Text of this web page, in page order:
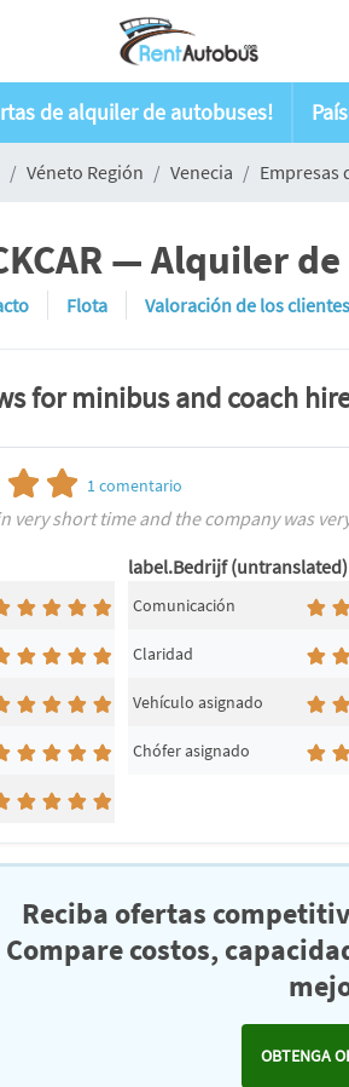
de alquiler de autobuses!
Véneto Región Venecia Empresas
— Alquiler
Flota Valoración de los clientes
for minibus and coach
1 comentario
very short time and the company was
label.Bedrijf (untranslated)
Comunicación
Claridad
Vehículo asignado
Chófer asignado
Reciba ofertas
Compare costos,
OBTENGA